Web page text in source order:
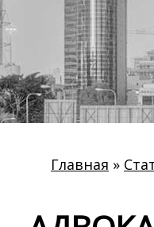
Главная »